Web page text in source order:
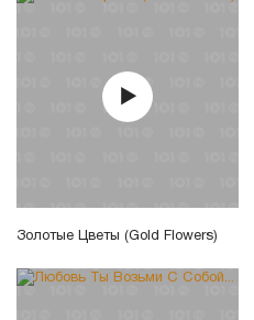
Золотые Цветы (Gold Flowers)